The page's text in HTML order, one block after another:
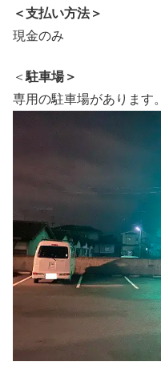
＜支払い方法＞
現金のみ
＜ 駐車場＞
専用の駐車場があります。